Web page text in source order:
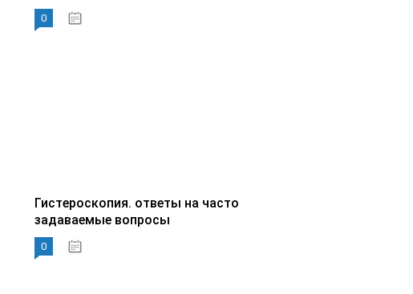
0
Гистероскопия. ответы на часто
задаваемые вопросы
0